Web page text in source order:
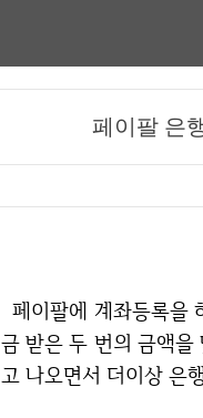
페이팔 은
페이팔에 계좌등록을 하려고 하는데 5회 이상 오류가 생겨서 그만 계정이 잠겨버렸다. 분명 계좌로 입
금 받은 두 번의 금액
고 나오면서 더이상 은